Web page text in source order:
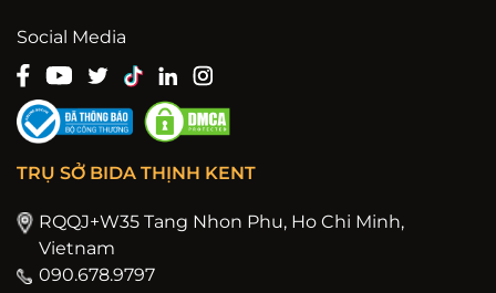
Social Media
TRỤ SỞ BIDA THỊNH KENT
RQQJ+W35 Tang Nhon Phu, Ho Chi Minh,
Vietnam
090.678.9797